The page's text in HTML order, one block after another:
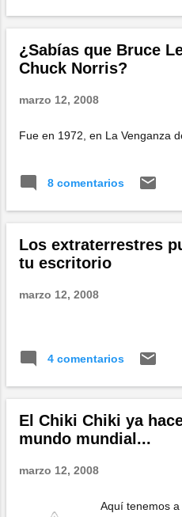
¿Sabías que Bruce
Chuck Norris?
marzo 12, 2008
Fue en 1972, en La Venganza
8 comentarios
Los extraterrestres
tu escritorio
marzo 12, 2008
4 comentarios
El Chiki Chiki ya
mundo mundial...
marzo 12, 2008
Aquí tenemos